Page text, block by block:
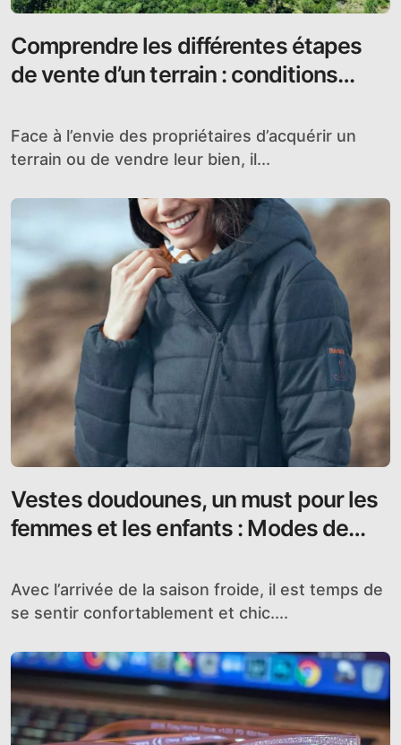
Comprendre les différentes étapes
de vente d’un terrain : conditions
connaître
Face à l’envie des propriétaires d’acquérir un
terrain ou de vendre leur bien, il...
Vestes doudounes, un must pour les
femmes et les enfants : Modes de
à découvrir
Avec l’arrivée de la saison froide, il est temps de
se sentir confortablement et chic....